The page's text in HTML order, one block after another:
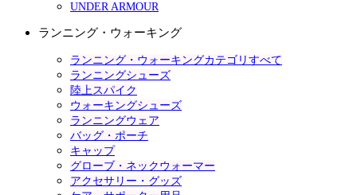
UNDER ARMOUR
ランニング・ウォーキング
ランニング・ウォーキングカテゴリすべて
ランニングシューズ
陸上スパイク
ウォーキングシューズ
ランニングウェア
バッグ・ポーチ
キャップ
グローブ・ネックウォーマー
アクセサリー・グッズ